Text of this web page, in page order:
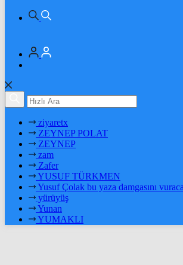
ziyaretx
ZEYNEP POLAT
ZEYNEP
zam
Zafer
YUSUF TÜRKMEN
Yusuf Çolak bu yaza damgasını
yürüyüş
Yunan
YUMAKLI